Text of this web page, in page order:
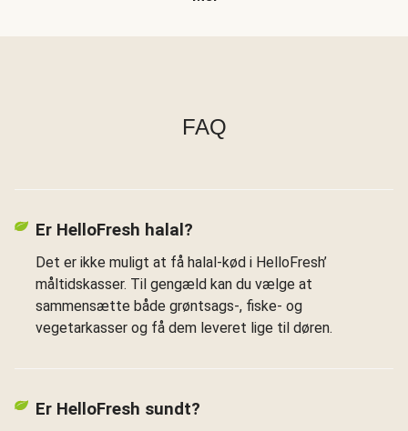
FAQ
Er HelloFresh halal?
Det er ikke muligt at få halal-kød i HelloFresh’
måltidskasser. Til gengæld kan du vælge at
sammensætte både grøntsags-, fiske- og
vegetarkasser og få dem leveret lige til døren.
Er HelloFresh sundt?